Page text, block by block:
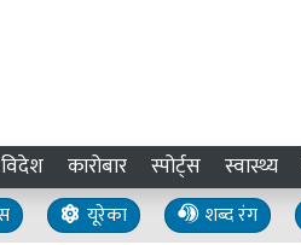
विदेश कारोबार स्पोर्ट्स स्वास्थ्य
यूरेका शब्द रंग